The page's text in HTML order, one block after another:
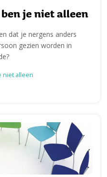
je niet alleen
dat je nergens anders
gezien worden in
niet alleen